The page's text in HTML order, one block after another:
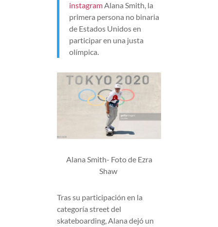
instagramAlana Smith, la
primera persona no binaria
de Estados Unidos en
participar en una justa
olímpica.
Alana Smith- Foto de Ezra
Shaw
Tras su participación en la
categoría street del
skateboarding, Alana dejó un